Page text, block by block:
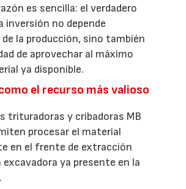
es sencilla: el verdadero
inversión no depende
la producción, sino también
de aprovechar al máximo
ya disponible.
el recurso más valioso
trituradoras y cribadoras MB
procesar el material
en el frente de extracción
ya presente en la